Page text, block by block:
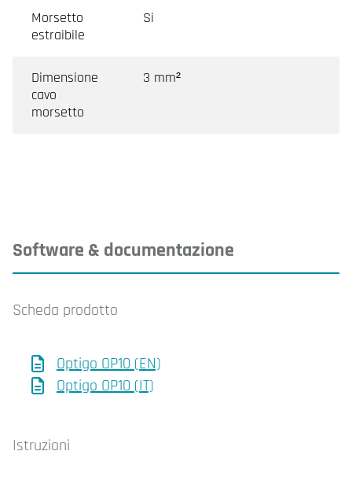
Morsetto
estraibile
Si
Dimensione
cavo
morsetto
3 mm²
Software & documentazione
Scheda prodotto
Optigo OP10 (EN)
Optigo OP10 (IT)
Istruzioni